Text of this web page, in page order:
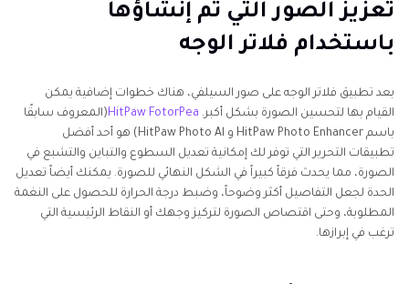
تعزيز الصور التي تم إنشاؤها
باستخدام فلاتر الوجه
بعد تطبيق فلاتر الوجه على صور السيلفي، هناك خطوات إضافية يمكن
القيام بها لتحسين الصورة بشكل أكبر. HitPaw FotorPea(المعروف سابقًا
باسم HitPaw Photo Enhancer و HitPaw Photo Al) هو أحد أفضل
تطبيقات التحرير التي توفر لك إمكانية تعديل السطوع والتباين والتشبع في
الصورة، مما يحدث فرقاً كبيراً في الشكل النهائي للصورة. يمكنك أيضاً تعديل
الحدة لجعل التفاصيل أكثر وضوحاً، وضبط درجة الحرارة للحصول على النغمة
المطلوبة، وحتى اقتصاص الصورة لتركيز وجهك أو النقاط الرئيسية التي
ترغب في إبرازها.